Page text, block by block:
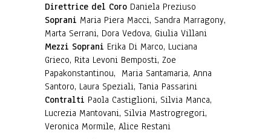
Direttrice del Coro Daniela Preziuso
Soprani Maria Piera Macci, Sandra Marragony,
Marta Serrani, Dora Vedova, Giulia Villani
Mezzi Soprani Erika Di Marco, Luciana
Grieco, Rita Levoni Bemposti, Zoe
Papakonstantinou, Maria Santamaria, Anna
Santoro, Laura Speziali, Tania Passarini
Contralti Paola Castiglioni, Silvia Manca,
Lucrezia Mantovani, Silvia Mastrogregori,
Veronica Mormile, Alice Restani